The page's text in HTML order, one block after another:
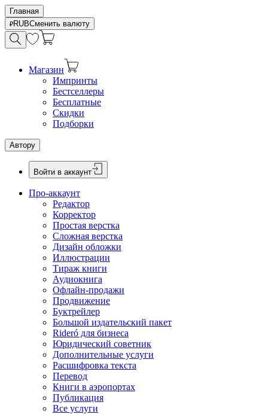
Главная
RUBСменить валюту
Магазин
Импринты
Бестселлеры
Бесплатные
Скидки
Подборки
Автору
Войти в аккаунт
Про-аккаунт
Редактор
Корректор
Простая верстка
Сложная верстка
Дизайн обложки
Иллюстрации
Тираж книги
Аудиокнига
Офлайн-продажи
Продвижение
Буктрейлер
Большой издательский пакет
Rideró для бизнеса
Юридический советник
Дополнительные услуги
Расшифровка текста
Перевод
Книги в аэропортах
Публикация
Все услуги